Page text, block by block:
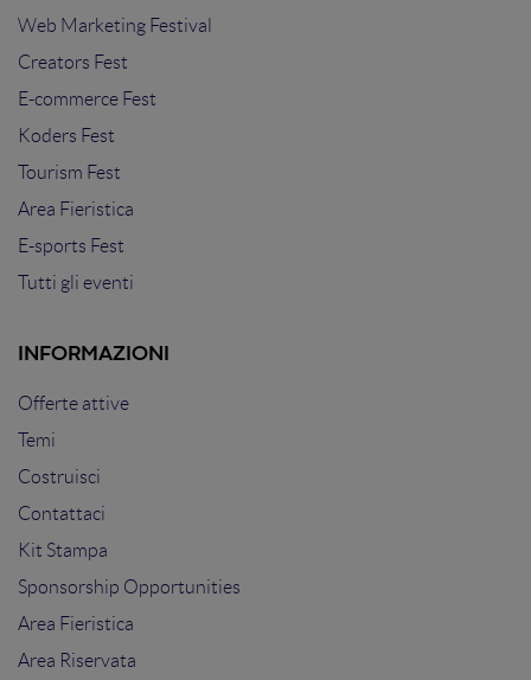
Web Marketing Festival
Creators Fest
E-commerce Fest
Koders Fest
Tourism Fest
Area Fieristica
E-sports Fest
Tutti gli eventi
INFORMAZIONI
Offerte attive
Temi
Costruisci
Contattaci
Kit Stampa
Sponsorship Opportunities
Area Fieristica
Area Riservata